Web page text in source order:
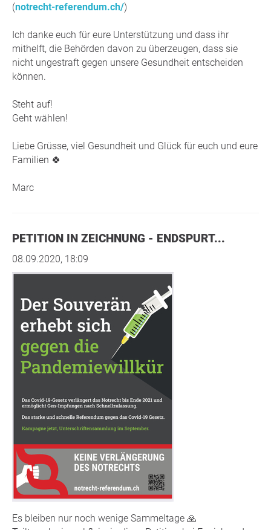
(notrecht-referendum.ch/)
Ich danke euch für eure Unterstützung und dass ihr
mithelft, die Behörden davon zu überzeugen, dass sie
nicht ungestraft gegen unsere Gesundheit entscheiden
können.
Steht auf!
Geht wählen!
Liebe Grüsse, viel Gesundheit und Glück für euch und eure
Familien 🍀
Marc
PETITION IN ZEICHNUNG - ENDSPURT...
08.09.2020, 18:09
Es bleiben nur noch wenige Sammeltage 🙏